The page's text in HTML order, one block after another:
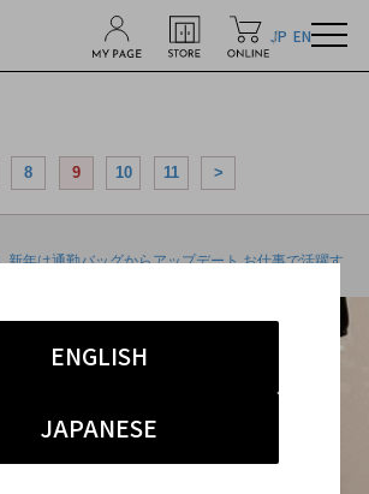
JP EN
ENGLISH
JAPANESE
8 9 10 11 >
新年は通勤バッグからアップデート お仕事で活躍す